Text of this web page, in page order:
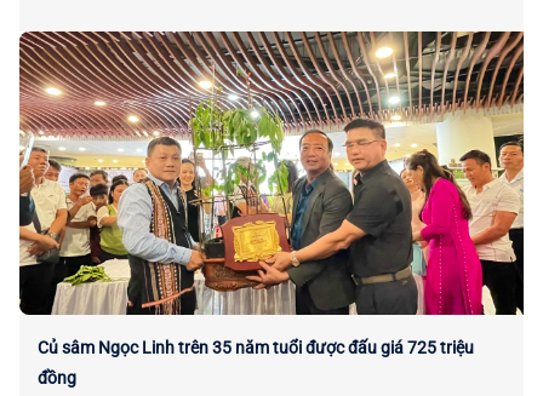
Củ sâm Ngọc Linh trên 35 năm tuổi được đấu giá 725 triệu
đồng